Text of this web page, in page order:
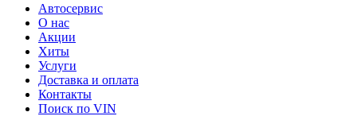
Автосервис
О нас
Акции
Хиты
Услуги
Доставка и оплата
Контакты
Поиск по VIN